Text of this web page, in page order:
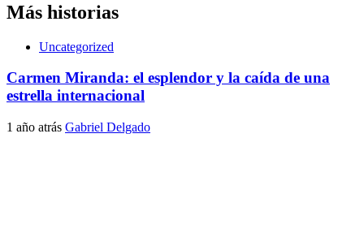
Más historias
Uncategorized
Carmen Miranda: el esplendor y la caída de una
estrella internacional
1 año atrás Gabriel Delgado